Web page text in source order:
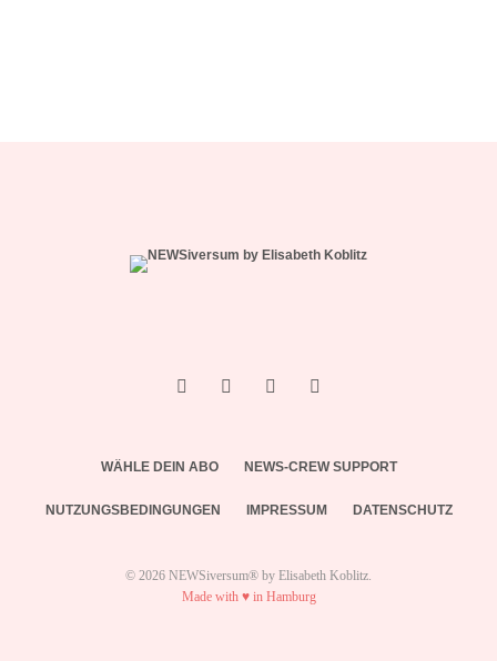
WÄHLE DEIN ABO NEWS-CREW SUPPORT
NUTZUNGSBEDINGUNGEN IMPRESSUM DATENSCHUTZ
© 2026 NEWSiversum® by Elisabeth Koblitz.
Made with ♥ in Hamburg